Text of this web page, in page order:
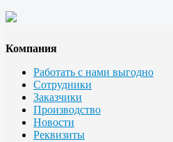
Компания
Работать с нами выгодно
Сотрудники
Заказчики
Производство
Новости
Реквизиты